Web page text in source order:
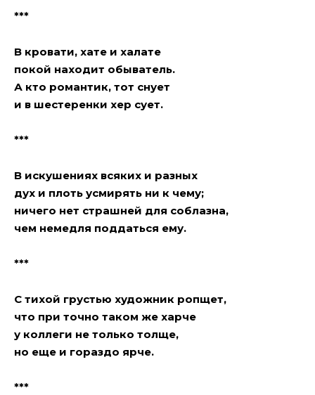
***
В кровати, хате и халате
покой находит обыватель.
А кто романтик, тот снует
и в шестеренки xeр сует.
***
В искушениях всяких и разных
дух и плоть усмирять ни к чему;
ничего нет страшней для соблазна,
чем немедля поддаться ему.
***
С тихой грустью художник ропщет,
что при точно таком же харче
у коллеги не только толще,
но еще и гораздо ярче.
***